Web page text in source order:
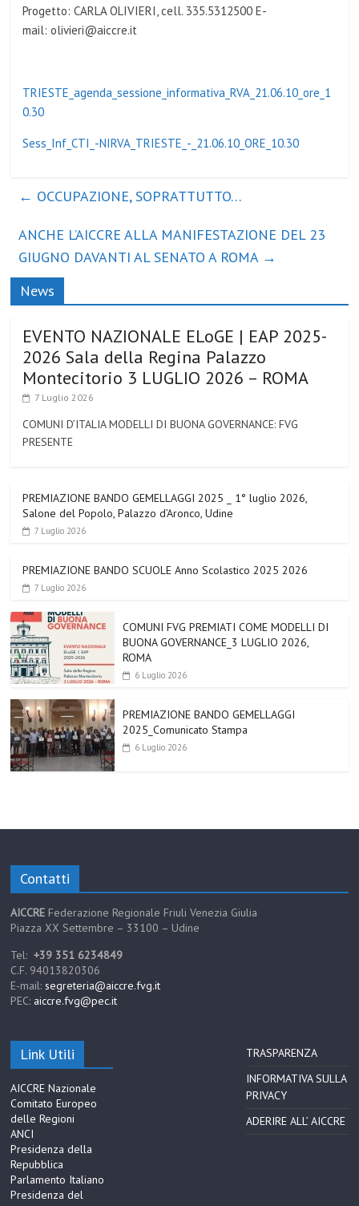
Progetto: CARLA OLIVIERI, cell. 335.5312500 E-
mail: olivieri@aiccre.it
TRIESTE_agenda_sessione_informativa_RVA_21.06.10_ore_1
0.30
Sess_Inf_CTI_-NIRVA_TRIESTE_-_21.06.10_ORE_10.30
← OCCUPAZIONE, SOPRATTUTTO…
ANCHE L’AICCRE ALLA MANIFESTAZIONE DEL 23
GIUGNO DAVANTI AL SENATO A ROMA →
News
EVENTO NAZIONALE ELoGE | EAP 2025-
2026 Sala della Regina Palazzo
Montecitorio 3 LUGLIO 2026 – ROMA
7 Luglio 2026
COMUNI D’ITALIA MODELLI DI BUONA GOVERNANCE: FVG
PRESENTE
PREMIAZIONE BANDO GEMELLAGGI 2025 _ 1° luglio 2026,
Salone del Popolo, Palazzo d’Aronco, Udine
7 Luglio 2026
PREMIAZIONE BANDO SCUOLE Anno Scolastico 2025 2026
7 Luglio 2026
COMUNI FVG PREMIATI COME MODELLI DI
BUONA GOVERNANCE_3 LUGLIO 2026,
ROMA
6 Luglio 2026
PREMIAZIONE BANDO GEMELLAGGI
2025_Comunicato Stampa
6 Luglio 2026
Contatti
AICCRE Federazione Regionale Friuli Venezia Giulia
Piazza XX Settembre – 33100 – Udine
Tel:+39 351 6234849
C.F. 94013820306
E-mail:segreteria@aiccre.fvg.it
PEC: aiccre.fvg@pec.it
Link Utili
AICCRE Nazionale
Comitato Europeo
delle Regioni
ANCI
Presidenza della
Repubblica
Parlamento Italiano
Presidenza del
TRASPARENZA
INFORMATIVA SULLA
PRIVACY
ADERIRE ALL’ AICCRE